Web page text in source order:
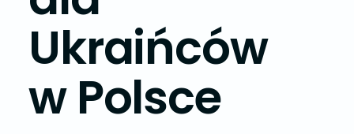
Ukraińców
w Polsce